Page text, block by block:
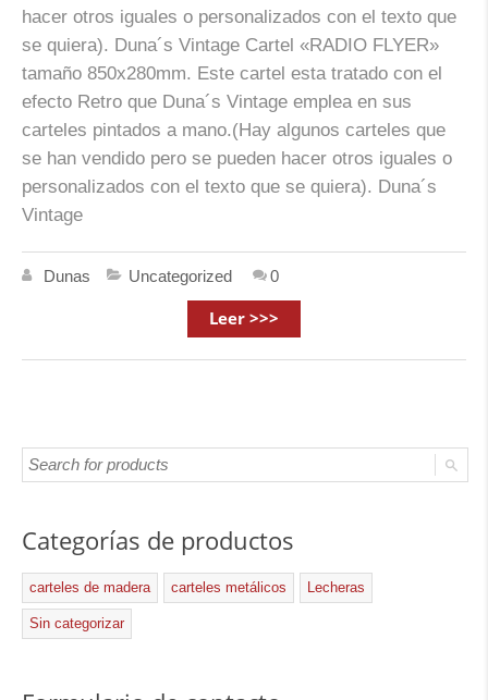
hacer otros iguales o personalizados con el texto que
se quiera). Duna´s Vintage Cartel «RADIO FLYER»
tamaño 850x280mm. Este cartel esta tratado con el
efecto Retro que Duna´s Vintage emplea en sus
carteles pintados a mano.(Hay algunos carteles que
se han vendido pero se pueden hacer otros iguales o
personalizados con el texto que se quiera). Duna´s
Vintage
Dunas Uncategorized 0
Leer >>>
Categorías de productos
carteles de madera carteles metálicos Lecheras
Sin categorizar